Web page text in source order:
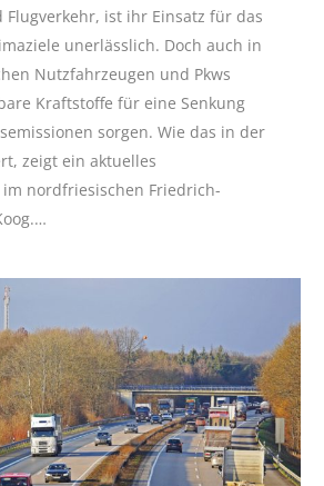
Flugverkehr, ist ihr Einsatz für das
unerlässlich. Doch auch in
Nutzfahrzeugen und Pkws
Kraftstoffe für eine Senkung
sorgen. Wie das in der
zeigt ein aktuelles
nordfriesischen Friedrich-